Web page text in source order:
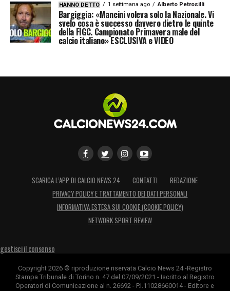
HANNO DETTO 1 settimana ago Alberto Petrosilli
Bargiggia: «Mancini voleva solo la Nazionale. Vi
svelo cosa è successo davvero dietro le quinte
della FIGC. Campionato Primavera male del
calcio italiano» ESCLUSIVA e VIDEO
SCARICA L’APP DI CALCIO NEWS 24 CONTATTI
REDAZIONE
PRIVACY POLICY E TRATTAMENTO DEI DATI PERSONALI
INFORMATIVA ESTESA SUI COOKIE (COOKIE POLICY)
NETWORK SPORT REVIEW
gestisci il consenso
Copyright 2026 © riproduzione riservata Calcio News 24 -Registro
Stampa Tribunale di Torino n. 47 del 07/09/2021 - Iscritto al Registro
Operatori di Comunicazione al n. 26692 - P.I.11028660014 - Editore e